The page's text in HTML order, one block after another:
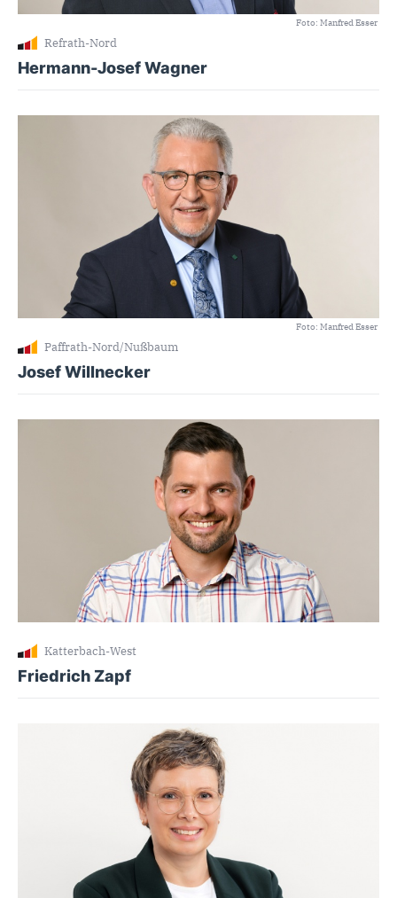
Foto: Manfred Esser
Refrath-Nord
Hermann-Josef Wagner
Foto: Manfred Esser
Paffrath-Nord/Nußbaum
Josef Willnecker
Katterbach-West
Friedrich Zapf